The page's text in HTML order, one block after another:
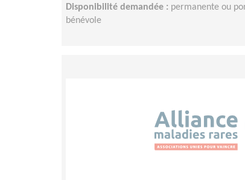
Disponibilité demandée : permanente ou
bénévole